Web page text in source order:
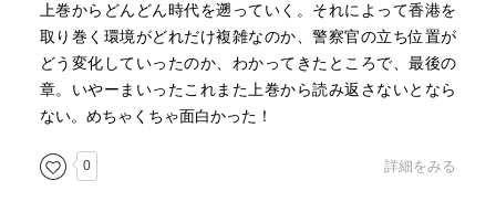
上巻からどんどん時代を遡っていく。それによって香港を
取り巻く環境がどれだけ複雑なのか、警察官の立ち位置が
どう変化していったのか、わかってきたところで、最後の
章。いやーまいったこれまた上巻から読み返さないとなら
ない。めちゃくちゃ面白かった！
0 詳細をみる